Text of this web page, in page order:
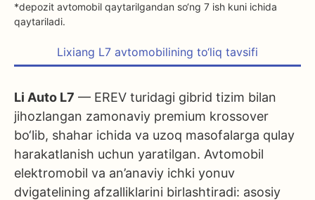
*depozit avtomobil qaytarilgandan so‘ng 7 ish kuni ichida
qaytariladi.
Lixiang L7 avtomobilining to‘liq tavsifi
Li Auto L7 — EREV turidagi gibrid tizim bilan
jihozlangan zamonaviy premium krossover
bo‘lib, shahar ichida va uzoq masofalarga qulay
harakatlanish uchun yaratilgan. Avtomobil
elektromobil va an’anaviy ichki yonuv
dvigatelining afzalliklarini birlashtiradi: asosiy